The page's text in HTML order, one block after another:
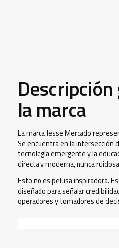
la marca
La marca Jesse Mercado
Se encuentra en la intersección
tecnología emergente y la
directa y moderna, nunca
Esto no es pelusa inspiradora.
diseñado para señalar
operadores y tomadores de